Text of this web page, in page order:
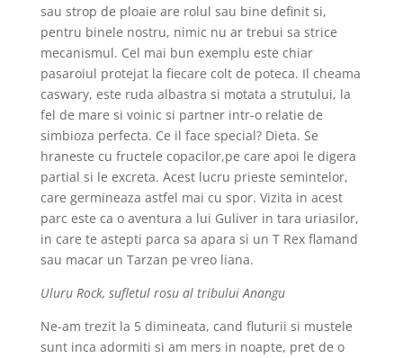
sau strop de ploaie are rolul sau bine definit si,
pentru binele nostru, nimic nu ar trebui sa strice
mecanismul. Cel mai bun exemplu este chiar
pasaroiul protejat la fiecare colt de poteca. Il cheama
caswary, este ruda albastra si motata a strutului, la
fel de mare si voinic si partner intr-o relatie de
simbioza perfecta. Ce il face special? Dieta. Se
hraneste cu fructele copacilor,pe care apoi le digera
partial si le excreta. Acest lucru prieste semintelor,
care germineaza astfel mai cu spor. Vizita in acest
parc este ca o aventura a lui Guliver in tara uriasilor,
in care te astepti parca sa apara si un T Rex flamand
sau macar un Tarzan pe vreo liana.
Uluru Rock, sufletul rosu al tribului Anangu
Ne-am trezit la 5 dimineata, cand fluturii si mustele
sunt inca adormiti si am mers in noapte, pret de o